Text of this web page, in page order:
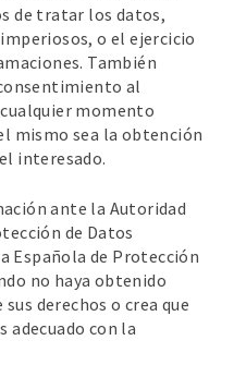
de tratar los datos,
o el ejercicio
También
al
momento
mismo sea la obtención
interesado.
ante la Autoridad
de Datos
Española de Protección
no haya obtenido
derechos o crea que
con la